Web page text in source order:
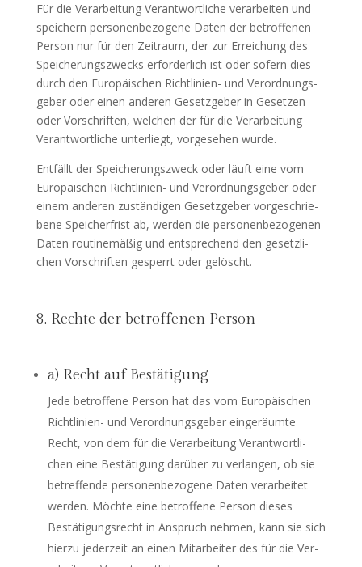
Für die Ver­ar­bei­tung Ver­ant­wort­li­che ver­ar­bei­ten und
spei­chern per­so­nen­be­zo­ge­ne Daten der betrof­fe­nen
Per­son nur für den Zeit­raum, der zur Errei­chung des
Spei­che­rungs­zwecks erfor­der­lich ist oder sofern dies
durch den Euro­päi­schen Richt­li­ni­en- und Ver­ord­nungs­
ge­ber oder einen ande­ren Gesetz­ge­ber in Geset­zen
oder Vor­schrif­ten, wel­chen der für die Ver­ar­bei­tung
Ver­ant­wort­li­che unter­liegt, vor­ge­se­hen wurde.
Ent­fällt der Spei­che­rungs­zweck oder läuft eine vom
Euro­päi­schen Richt­li­ni­en- und Ver­ord­nungs­ge­ber oder
einem ande­ren zustän­di­gen Gesetz­ge­ber vor­ge­schrie­
be­ne Spei­cher­frist ab, wer­den die per­so­nen­be­zo­ge­nen
Daten rou­ti­ne­mä­ßig und ent­spre­chend den gesetz­li­
chen Vor­schrif­ten gesperrt oder gelöscht.
8. Rechte der betroffenen Person
a) Recht auf Bestätigung
Jede betrof­fe­ne Per­son hat das vom Euro­päi­schen
Richt­li­ni­en- und Ver­ord­nungs­ge­ber ein­ge­räum­te
Recht, von dem für die Ver­ar­bei­tung Ver­ant­wort­li­
chen eine Bestä­ti­gung dar­über zu ver­lan­gen, ob sie
betref­fen­de per­so­nen­be­zo­ge­ne Daten ver­ar­bei­tet
wer­den. Möch­te eine betrof­fe­ne Per­son die­ses
Bestä­ti­gungs­recht in Anspruch neh­men, kann sie sich
hier­zu jeder­zeit an einen Mit­ar­bei­ter des für die Ver­